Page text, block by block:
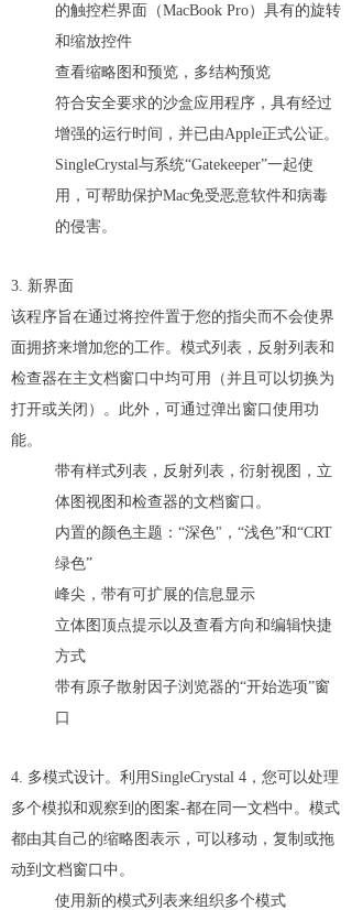
的触控栏界面（MacBook Pro）具有的旋转
和缩放控件
查看缩略图和预览，多结构预览
符合安全要求的沙盒应用程序，具有经过
增强的运行时间，并已由Apple正式公证。
SingleCrystal与系统“Gatekeeper”一起使
用，可帮助保护Mac免受恶意软件和病毒
的侵害。
3. 新界面
该程序旨在通过将控件置于您的指尖而不会使界
面拥挤来增加您的工作。模式列表，反射列表和
检查器在主文档窗口中均可用（并且可以切换为
打开或关闭）。此外，可通过弹出窗口使用功
能。
带有样式列表，反射列表，衍射视图，立
体图视图和检查器的文档窗口。
内置的颜色主题：“深色"，“浅色”和“CRT
绿色”
峰尖，带有可扩展的信息显示
立体图顶点提示以及查看方向和编辑快捷
方式
带有原子散射因子浏览器的“开始选项”窗
口
4. 多模式设计。利用SingleCrystal 4，您可以处理
多个模拟和观察到的图案-都在同一文档中。模式
都由其自己的缩略图表示，可以移动，复制或拖
动到文档窗口中。
使用新的模式列表来组织多个模式